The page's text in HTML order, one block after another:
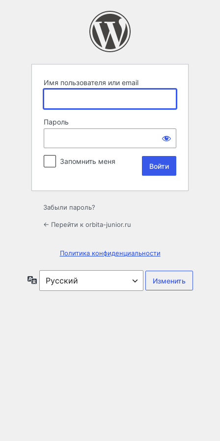
Имя пользователя или email
Пароль
Запомнить меня
Забыли пароль?
← Перейти к orbita-junior.ru
Политика конфиденциальности
Язык